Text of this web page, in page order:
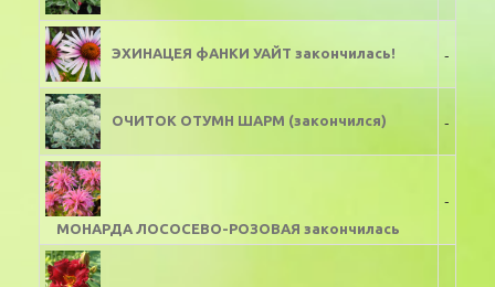
ЭХИНАЦЕЯ фАНКИ УАЙТ закончилась! -
ОЧИТОК ОТУМН ШАРМ (закончился) -
МОНАРДА ЛОСОСЕВО-РОЗОВАЯ закончилась
-